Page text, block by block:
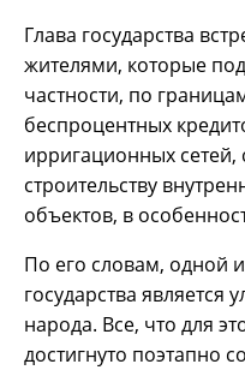
Глава государства
жителями, которые
частности, по
беспроцентных
ирригационных
строительству
объектов, в
По его словам, одной
государства является
народа. Все, что для
достигнуто поэтапно